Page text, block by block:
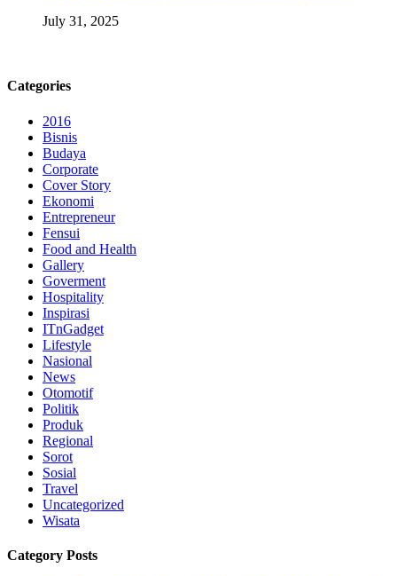
July 31, 2025
Categories
2016
Bisnis
Budaya
Corporate
Cover Story
Ekonomi
Entrepreneur
Fensui
Food and Health
Gallery
Goverment
Hospitality
Inspirasi
ITnGadget
Lifestyle
Nasional
News
Otomotif
Politik
Produk
Regional
Sorot
Sosial
Travel
Uncategorized
Wisata
Category Posts